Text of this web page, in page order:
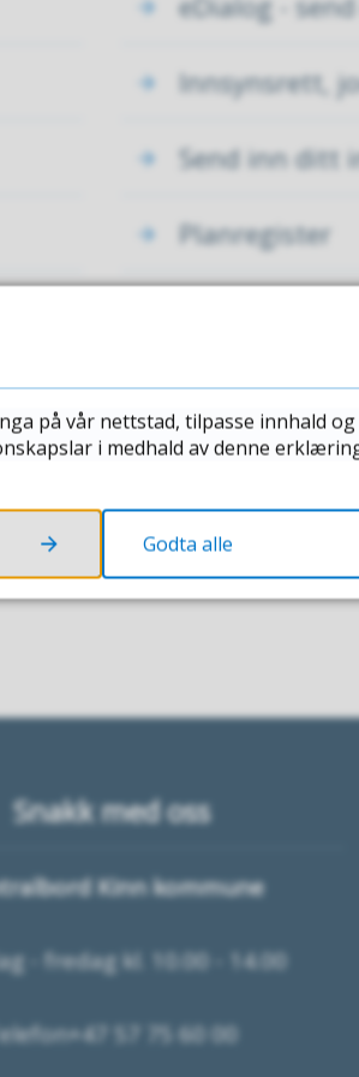
Innsynsrett,
Send inn ditt
Planregister
Personvern
Snakk med oss
Kinn kommune
- fredag kl. 10.00 - 14.00
57 75 60 00
på vår nettstad, tilpasse innhald
i medhald av denne
Godta alle